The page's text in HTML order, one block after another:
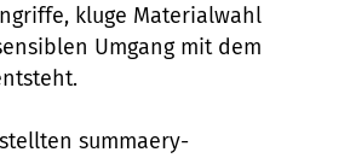
kluge Materialwahl
Umgang mit dem
summaery-